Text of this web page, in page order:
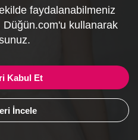
faydalanabilmeniz
Düğün.com'u kullanarak
Kabul Et
İncele